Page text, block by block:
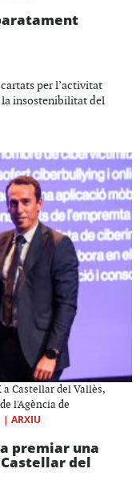
per l’activitat
la insostenibilitat del
a Castellar del Vallès,
l'Agència de
| ARXIU
premiar una
del